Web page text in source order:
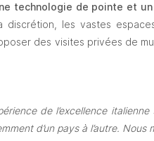
technologie de pointe et
les vastes
des visites privées de
de l’excellence italienne
d’un pays à l’autre.